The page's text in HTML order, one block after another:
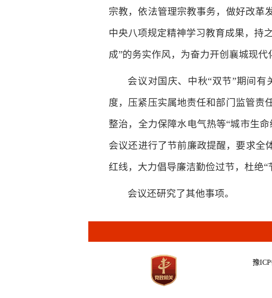
宗教，依法管理宗教事务，做好改革
中央八项规定精神学习教育成果，持
成”的务实作风，为奋力开创襄城现代
会议对国庆、中秋“双节”期间
度，压紧压实属地责任和部门监管责
整治，全力保障水电气热等“城市生
会议还进行了节前廉政提醒，要求全
红线，大力倡导廉洁勤俭过节，杜绝“
会议还研究了其他事项。
豫ICP